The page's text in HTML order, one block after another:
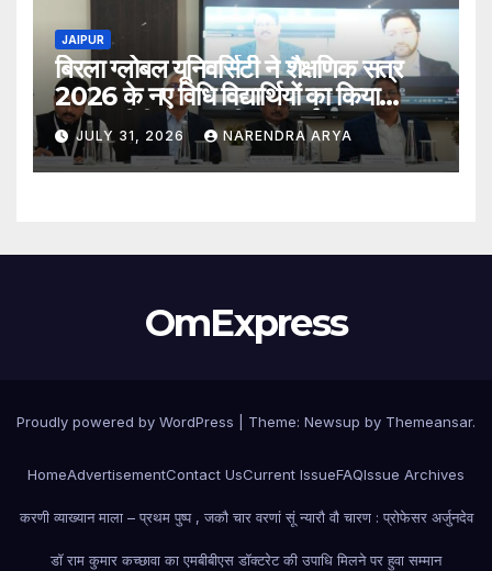
JAIPUR
बिरला ग्लोबल यूनिवर्सिटी ने शैक्षणिक सत्र
2026 के नए विधि विद्यार्थियों का किया
स्वागत बीबीए एलएल.बी. (ऑनर्स) 2026–31
एवं एलएल.एम. 2026–27 पाठ्यक्रमों के
विद्यार्थियों ने शुरू की अपनी शैक्षणिक यात्रा
JULY 31, 2026 NARENDRA ARYA
OmExpress
Proudly powered by WordPress Theme: Newsup by Themeansar.
HomeAdvertisementContact UsCurrent IssueFAQIssue Archives
करणी व्याख्यान माला – प्रथम पुष्प , जकौ चार वरणां सूं न्यारौ वौ चारण : प्रोफेसर अर्जुनदेव
डॉ राम कुमार कच्छावा का एमबीबीएस डॉक्टरेट की उपाधि मिलने पर हुवा सम्मान